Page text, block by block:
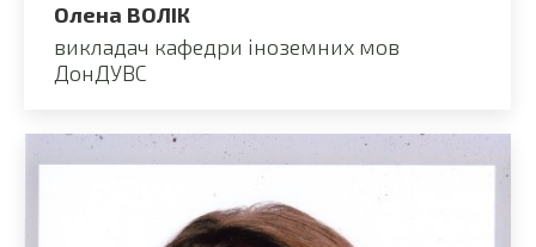
Олена ВОЛІК
викладач кафедри іноземних мов
ДонДУВС